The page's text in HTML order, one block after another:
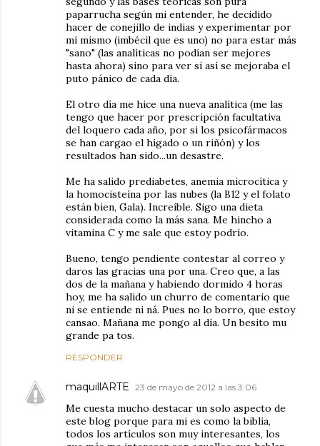
paparrucha según mi entender, he decidido
hacer de conejillo de indias y experimentar por
mí mismo (imbécil que es uno) no para estar más
"sano" (las analíticas no podían ser mejores
hasta ahora) sino para ver si así se mejoraba el
puto pánico de cada día.
El otro día me hice una nueva analítica (me las
tengo que hacer por prescripción facultativa
del loquero cada año, por si los psicofármacos
se han cargao el hígado o un riñón) y los
resultados han sido...un desastre.
Me ha salido prediabetes, anemia microcítica y
la homocisteína por las nubes (la B12 y el folato
están bien, Gala). Increíble. Sigo una dieta
considerada como la más sana. Me hincho a
vitamina C y me sale que estoy podrío.
Bueno, tengo pendiente contestar al correo y
daros las gracias una por una. Creo que, a las
dos de la mañana y habiendo dormido 4 horas
hoy, me ha salido un churro de comentario que
ni se entiende ni ná. Pues no lo borro, que estoy
cansao. Mañana me pongo al día. Un besito mu
grande pa tos.
RESPONDER
maquillARTE 23 de mayo de 2012 a las 3:06
Me cuesta mucho destacar un solo aspecto de
este blog porque para mi es como la biblia,
todos los artículos son muy interesantes, los